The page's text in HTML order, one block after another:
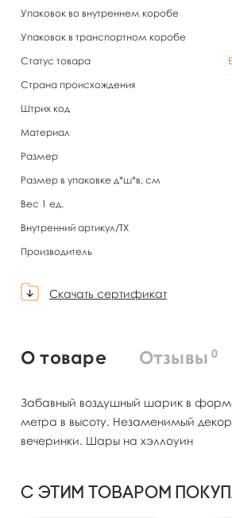
Упаковок во внутреннем коробе
Упаковок в транспортном коробе
Статус товара
Страна происхождения
Штрих код
Материал
Размер
Размер в упаковке д*ш*в, см
Вес 1 ед.
Внутренний артикул/TX
Производитель
Скачать сертификат
О товаре Отзывы 0
Забавный воздушный шарик в
метра в высоту. Незаменимый декор
вечеринки. Шары на хэллоуин
С этим товаром